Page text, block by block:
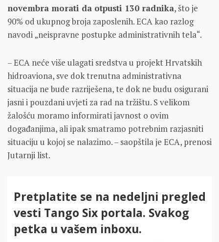
novembra morati da otpusti 130 radnika, što je
90% od ukupnog broja zaposlenih. ECA kao razlog
navodi „neispravne postupke administrativnih tela“.
– ECA neće više ulagati sredstva u projekt Hrvatskih
hidroaviona, sve dok trenutna administrativna
situacija ne bude razriješena, te dok ne budu osigurani
jasni i pouzdani uvjeti za rad na tržištu. S velikom
žalošću moramo informirati javnost o ovim
događanjima, ali ipak smatramo potrebnim razjasniti
situaciju u kojoj se nalazimo. – saopštila je ECA, prenosi
Jutarnji list.
Pretplatite se na nedeljni pregled
vesti Tango Six portala. Svakog
petka u vašem inboxu.